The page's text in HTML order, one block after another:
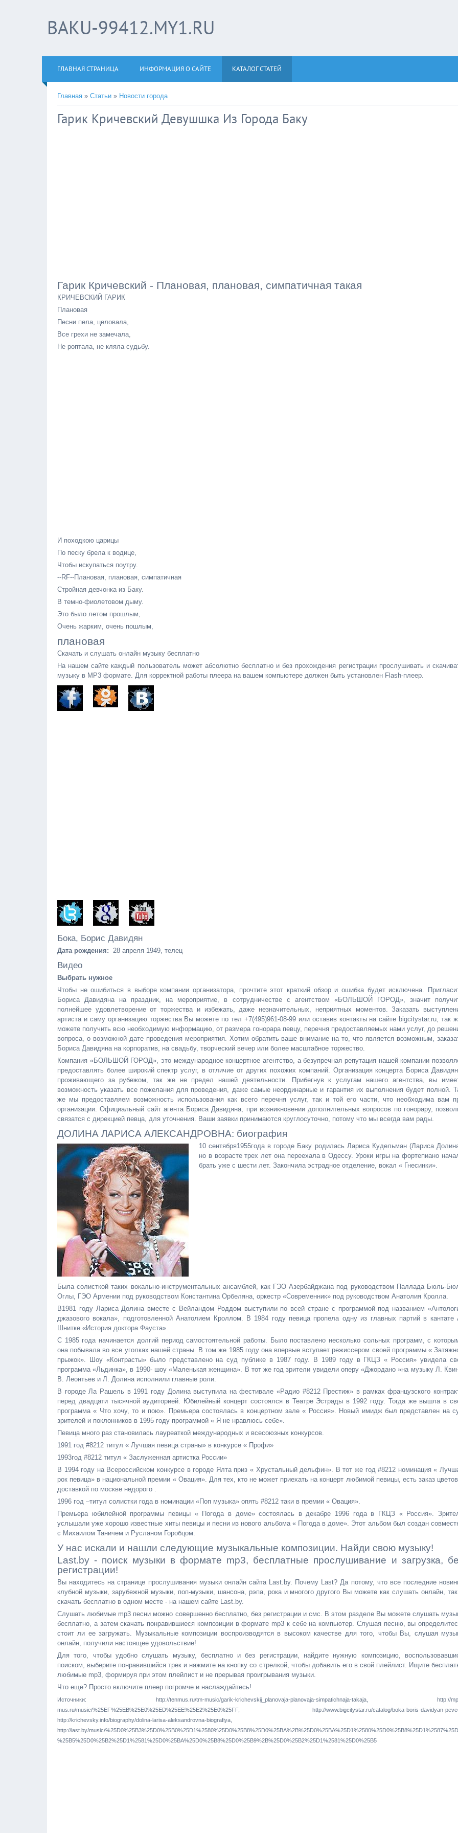
BAKU-99412.MY1.RU
ГЛАВНАЯ СТРАНИЦА ИНФОРМАЦИЯ О САЙТЕ КАТАЛОГ СТАТЕЙ
Главная » Статьи » Новости города
Гарик Кричевский Девушшка Из Города Баку
Гарик Кричевский - Плановая, плановая, симпатичная такая
КРИЧЕВСКИЙ ГАРИК
Плановая
Песни пела, целовала,
Все грехи не замечала,
Не роптала, не кляла судьбу.
И походкою царицы
По песку брела к водице,
Чтобы искупаться поутру.
--RF--Плановая, плановая, симпатичная
Стройная девчонка из Баку.
В темно-фиолетовом дыму.
Это было летом прошлым,
Очень жарким, очень пошлым,
плановая
Скачать и слушать онлайн музыку бесплатно
На нашем сайте каждый пользователь может абсолютно бесплатно и без прохождения регистрации прослушивать и
музыку в MP3 формате. Для корректной работы плеера на вашем компьютере должен быть установлен Flash-плеер.
Бока, Борис Давидян
Дата рождения: 28 апреля 1949, телец
Видео
Выбрать нужное
Чтобы не ошибиться в выборе компании организатора, прочтите этот краткий обзор и ошибка будет исключена.
Бориса Давидяна на праздник, на мероприятие, в сотрудничестве с агентством «БОЛЬШОЙ ГОРОД», значит
полнейшее удовлетворение от торжества и избежать, даже незначительных, неприятных моментов. Заказать
артиста и саму организацию торжества Вы можете по тел +7(495)961-08-99 или оставив контакты на сайте bigcitystar.ru, так
можете получить всю необходимую информацию, от размера гонорара певцу, перечня предоставляемых нами услуг, до
вопроса, о возможной дате проведения мероприятия. Хотим обратить ваше внимание на то, что является возможным,
Бориса Давидяна на корпоратив, на свадьбу, творческий вечер или более масштабное торжество.
Компания «БОЛЬШОЙ ГОРОД», это международное концертное агентство, а безупречная репутация нашей компании
предоставлять более широкий спектр услуг, в отличие от других похожих компаний. Организация концерта Бориса
проживающего за рубежом, так же не предел нашей деятельности. Прибегнув к услугам нашего агентства, вы
возможность указать все пожелания для проведения, даже самые неординарные и гарантия их выполнения будет полной.
же мы предоставляем возможность использования как всего перечня услуг, так и той его части, что необходима вам
организации. Официальный сайт агента Бориса Давидяна, при возникновении дополнительных вопросов по гонорару,
связатся с дирекцией певца, для уточнения. Ваши заявки принимаются круглосуточно, потому что мы всегда вам рады.
ДОЛИНА ЛАРИСА АЛЕКСАНДРОВНА: биография
10 сентября1955года в городе Баку родилась Лариса Кудельман (Лариса
но в возрасте трех лет она переехала в Одессу. Уроки игры на фортепиано
брать уже с шести лет. Закончила эстрадное отделение, вокал « Гнесинки».
Была солисткой таких вокально-инструментальных ансамблей, как ГЭО Азербайджана под руководством Паллада Бюль-
Оглы, ГЭО Армении под руководством Константина Орбеляна, оркестр «Современник» под руководством Анатолия Кролла.
В1981 году Лариса Долина вместе с Вейландом Роддом выступили по всей стране с программой под названием
джазового вокала», подготовленной Анатолием Кроллом. В 1984 году певица пропела одну из главных партий в кантате
Шнитке «История доктора Фауста».
С 1985 года начинается долгий период самостоятельной работы. Было поставлено несколько сольных программ, с
она побывала во все уголках нашей страны. В том же 1985 году она впервые вступает режиссером своей программы «
прыжок». Шоу «Контрасты» было представлено на суд публике в 1987 году. В 1989 году в ГКЦЗ « Россия» увидела
программа «Льдинка», в 1990- шоу «Маленькая женщина». В тот же год зрители увидели оперу «Джордано »на музыку Л.
В. Леонтьев и Л. Долина исполнили главные роли.
В городе Ла Рашель в 1991 году Долина выступила на фестивале «Радио #8212 Престиж» в рамках французского
перед двадцати тысячной аудиторией. Юбилейный концерт состоялся в Театре Эстрады в 1992 году. Тогда же вышла в
программа « Что хочу, то и пою». Премьера состоялась в концертном зале « Россия». Новый имидж был представлен на
зрителей и поклонников в 1995 году программой « Я не нравлюсь себе».
Певица много раз становилась лауреаткой международных и всесоюзных конкурсов.
1991 год #8212 титул « Лучшая певица страны» в конкурсе « Профи»
1993год #8212 титул « Заслуженная артистка России»
В 1994 году на Всероссийском конкурсе в городе Ялта приз « Хрустальный дельфин». В тот же год #8212 номинация «
рок певица» в национальной премии « Овация». Для тех, кто не может приехать на концерт любимой певицы, есть заказ
доставкой по москве недорого .
1996 год –титул солистки года в номинации «Поп музыка» опять #8212 таки в премии « Овация».
Премьера юбилейной программы певицы « Погода в доме» состоялась в декабре 1996 года в ГКЦЗ « Россия».
услышали уже хорошо известные хиты певицы и песни из нового альбома « Погода в доме». Этот альбом был создан
с Михаилом Таничем и Русланом Горобцом.
У нас искали и нашли следующие музыкальные композиции. Найди свою музыку!
Last.by - поиск музыки в формате mp3, бесплатные прослушивание и загрузка,
регистрации!
Вы находитесь на странице прослушивания музыки онлайн сайта Last.by. Почему Last? Да потому, что все последние
клубной музыки, зарубежной музыки, поп-музыки, шансона, рэпа, рока и многого другого Вы можете как слушать онлайн,
скачать бесплатно в одном месте - на нашем сайте Last.by.
Слушать любимые mp3 песни можно совершенно бесплатно, без регистрации и смс. В этом разделе Вы можете слушать
бесплатно, а затем скачать понравившиеся композиции в формате mp3 к себе на компьютер. Слушая песню, вы
стоит ли ее загружать. Музыкальные композиции воспроизводятся в высоком качестве для того, чтобы Вы, слушая
онлайн, получили настоящее удовольствие!
Для того, чтобы удобно слушать музыку, бесплатно и без регистрации, найдите нужную композицию,
поиском, выберите понравившийся трек и нажмите на кнопку со стрелкой, чтобы добавить его в свой плейлист. Ищите
любимые mp3, формируя при этом плейлист и не прерывая проигрывания музыки.
Что еще? Просто включите плеер погромче и наслаждайтесь!
Источники: http://tenmus.ru/tm-music/garik-krichevskij_planovaja-planovaja-simpatichnaja-takaja, http://
mus.ru/music/%25EF%25EB%25E0%25ED%25EE%25E2%25E0%25FF, http://www.bigcitystar.ru/catalog/boka-boris-davidyan-
http://krichevsky.info/biography/dolina-larisa-aleksandrovna-biografiya,
http://last.by/music/
%25B5%25D0%25B2%25D1%2581%25D0%25BA%25D0%25B8%25D0%25B9%2B%25D0%25B2%25D1%2581%25D0%25B5